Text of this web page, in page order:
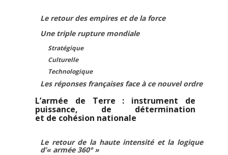
Le retour des empires et de la force
Une triple rupture mondiale
Stratégique
Culturelle
Technologique
Les réponses françaises face à ce nouvel ordre
L’armée de Terre : instrument de
puissance, de détermination
et de cohésion nationale
Le retour de la haute intensité et la logique
d’« armée 360° »